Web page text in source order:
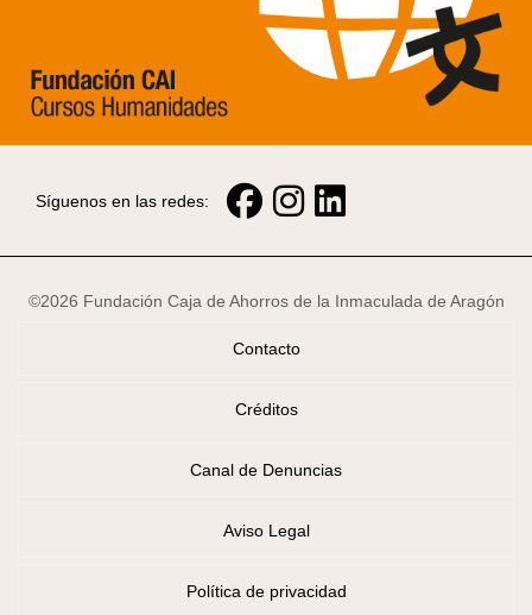
Síguenos en las redes:
©2026 Fundación Caja de Ahorros de la Inmaculada de Aragón
Contacto
Créditos
Canal de Denuncias
Aviso Legal
Política de privacidad